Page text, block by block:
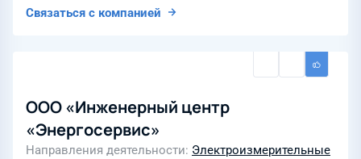
Связаться с компанией
ООО «Инженерный центр
«Энергосервис»
Направления деятельности Электроизмерительные